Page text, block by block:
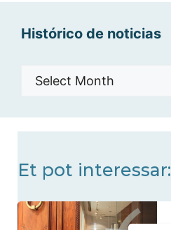
Histórico de noticias
Histórico
Et pot interessar: